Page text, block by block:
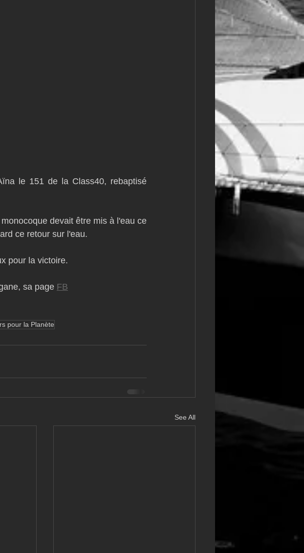
le 151 de la Class40, rebaptisé
devait être mis à l'eau ce
ce retour sur l'eau.
pour la victoire.
sa page FB
pour la Planète
See All